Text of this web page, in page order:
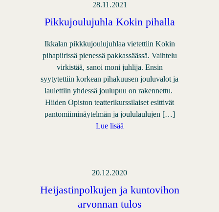
28.11.2021
Pikkujoulujuhla Kokin pihalla
Ikkalan pikkkujoulujuhlaa vietettiin Kokin
pihapiirissä pienessä pakkassäässä. Vaihtelu
virkistää, sanoi moni juhlija. Ensin
syytytettiin korkean pihakuusen jouluvalot ja
laulettiin yhdessä joulupuu on rakennettu.
Hiiden Opiston teatterikurssilaiset esittivät
pantomiiminäytelmän ja joululaulujen […]
Lue lisää
20.12.2020
Heijastinpolkujen ja kuntovihon
arvonnan tulos